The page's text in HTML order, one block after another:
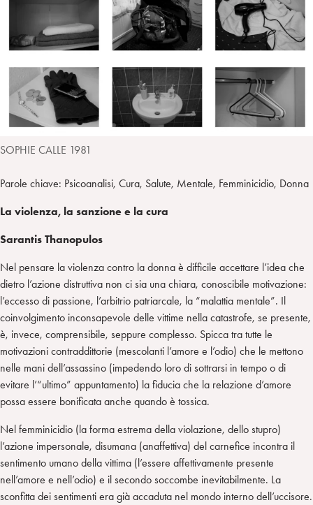
r
SOPHIE CALLE 1981
Parole chiave: Psicoanalisi, Cura, Salute, Mentale, Femminicidio, Donna
La violenza, la sanzione e la cura
Sarantis Thanopulos
Nel pensare la violenza contro la donna è difficile accettare l’idea che
dietro l’azione distruttiva non ci sia una chiara, conoscibile motivazione:
l’eccesso di passione, l’arbitrio patriarcale, la “malattia mentale”. Il
coinvolgimento inconsapevole delle vittime nella catastrofe, se presente,
è, invece, comprensibile, seppure complesso. Spicca tra tutte le
motivazioni contraddittorie (mescolanti l’amore e l’odio) che le mettono
nelle mani dell’assassino (impedendo loro di sottrarsi in tempo o di
evitare l’“ultimo” appuntamento) la fiducia che la relazione d’amore
possa essere bonificata anche quando è tossica.
Nel femminicidio (la forma estrema della violazione, dello stupro)
l’azione impersonale, disumana (anaffettiva) del carnefice incontra il
sentimento umano della vittima (l’essere affettivamente presente
nell’amore e nell’odio) e il secondo soccombe inevitabilmente. La
sconfitta dei sentimenti era già accaduta nel mondo interno dell’uccisore.